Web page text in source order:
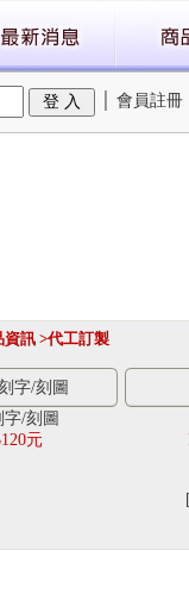
會員註冊
資訊 >代工訂製
字/刻圖
元